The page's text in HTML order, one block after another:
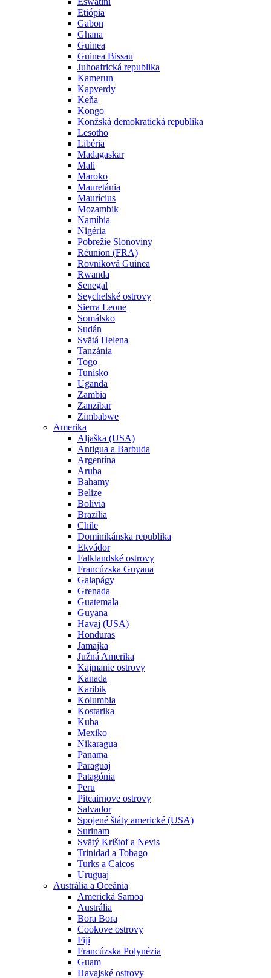
Etiópia
Gabon
Ghana
Guinea
Guinea Bissau
Juhoafrická republika
Kamerun
Kapverdy
Keňa
Kongo
Konžská demokratická republika
Lesotho
Libéria
Madagaskar
Mali
Maroko
Mauretánia
Maurícius
Mozambik
Namíbia
Nigéria
Pobrežie Slonoviny
Réunion (FRA)
Rovníková Guinea
Rwanda
Senegal
Seychelské ostrovy
Sierra Leone
Somálsko
Sudán
Svätá Helena
Tanzánia
Togo
Tunisko
Uganda
Zambia
Zanzibar
Zimbabwe
Amerika
Aljaška (USA)
Antigua a Barbuda
Argentína
Aruba
Bahamy
Belize
Bolívia
Brazília
Chile
Dominikánska republika
Ekvádor
Falklandské ostrovy
Francúzska Guyana
Galapágy
Grenada
Guatemala
Guyana
Havaj (USA)
Honduras
Jamajka
Južná Amerika
Kajmanie ostrovy
Kanada
Karibik
Kolumbia
Kostarika
Kuba
Mexiko
Nikaragua
Panama
Paraguaj
Patagónia
Peru
Pitcairnove ostrovy
Salvador
Spojené štáty americké (USA)
Surinam
Svätý Krištof a Nevis
Trinidad a Tobago
Turks a Caicos
Uruguaj
Austrália a Oceánia
Americká Samoa
Austrália
Bora Bora
Cookove ostrovy
Fiji
Francúzska Polynézia
Guam
Havajské ostrovy